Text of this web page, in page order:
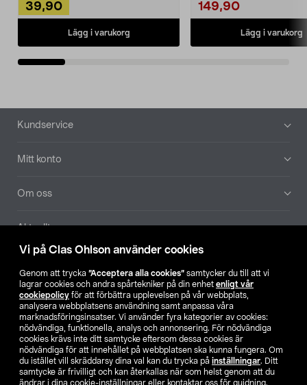
Vi på Clas Ohlson använder cookies
Genom att trycka ”Acceptera alla cookies” samtycker du till att vi
lagrar cookies och andra spårtekniker på din enhet enligt vår
cookiepolicy för att förbättra upplevelsen på vår webbplats,
analysera webbplatsens användning samt anpassa våra
marknadsföringsinsatser. Vi använder fyra kategorier av cookies:
nödvändiga, funktionella, analys och annonsering. För nödvändiga
cookies krävs inte ditt samtycke eftersom dessa cookies är
nödvändiga för att innehållet på webbplatsen ska kunna fungera. Om
du istället vill skräddarsy dina val kan du trycka på inställningar. Ditt
samtycke är frivilligt och kan återkallas när som helst genom att du
ändrar i dina cookie-inställningar eller kontaktar oss för guidning.
39,90
Lägg i varukorg
149,90
Lägg i varukorg
Sidfot
Kundservice
Mitt konto
Om oss
Aktuellt
Hitta butik
SE NO FI